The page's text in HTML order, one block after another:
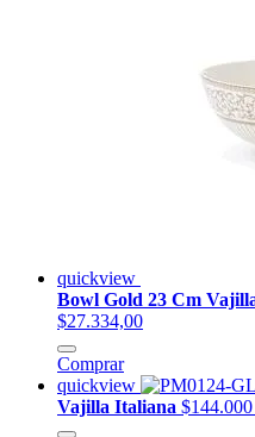
quickview
Bowl Gold 23 Cm
$27.334,00
Comprar
quickview
Vajilla Italiana $144.000